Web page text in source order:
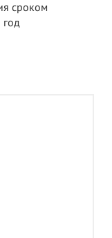
сроком
год